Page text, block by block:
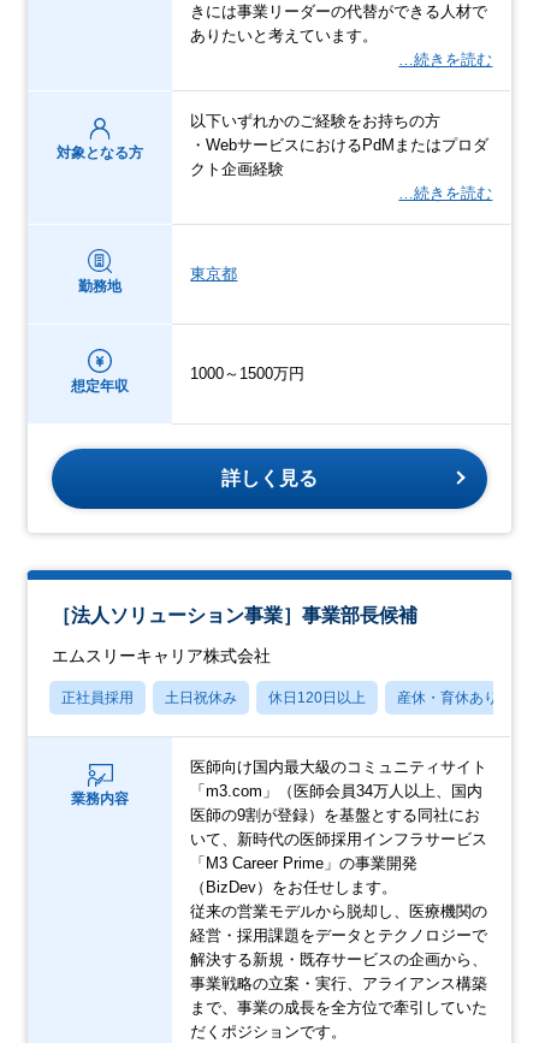
きには事業リーダーの代替ができる人材で
ありたいと考えています。
…続きを読む
対象となる方
以下いずれかのご経験をお持ちの方
・WebサービスにおけるPdMまたはプロダ
クト企画経験
…続きを読む
勤務地
東京都
想定年収
1000～1500万円
詳しく見る
［法人ソリューション事業］事業部長候補
エムスリーキャリア株式会社
正社員採用 土日祝休み 休日120日以上 産休・育休あり
業務内容
医師向け国内最大級のコミュニティサイト
「m3.com」（医師会員34万人以上、国内
医師の9割が登録）を基盤とする同社にお
いて、新時代の医師採用インフラサービス
「M3 Career Prime」の事業開発
（BizDev）をお任せします。
従来の営業モデルから脱却し、医療機関の
経営・採用課題をデータとテクノロジーで
解決する新規・既存サービスの企画から、
事業戦略の立案・実行、アライアンス構築
まで、事業の成長を全方位で牽引していた
だくポジションです。